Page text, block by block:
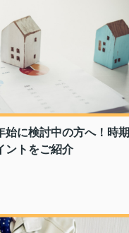
始に検討中の方へ！時期
ントをご紹介